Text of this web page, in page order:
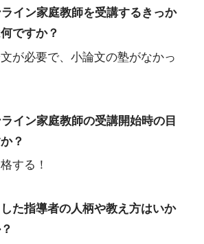
イン家庭教師を受講するきっか
ですか？
が必要で、小論文の塾がなかっ
イン家庭教師の受講開始時の目
？
する！
た指導者の人柄や教え方はいか